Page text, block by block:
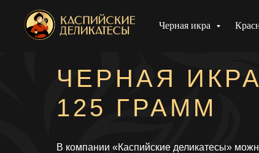
Черная икра
ЧЕРНАЯ ИКРА
125 ГРАММ
В компании «Каспийские деликатесы»